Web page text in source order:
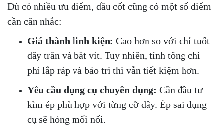
Dù có nhiều ưu điểm, đầu cốt cũng có một số điểm
cần cân nhắc:
Giá thành linh kiện: Cao hơn so với chỉ tuốt
dây trần và bắt vít. Tuy nhiên, tính tổng chi
phí lắp ráp và bảo trì thì vẫn tiết kiệm hơn.
Yêu cầu dụng cụ chuyên dụng: Cần đầu tư
kìm ép phù hợp với từng cỡ dây. Ép sai dụng
cụ sẽ hỏng mối nối.